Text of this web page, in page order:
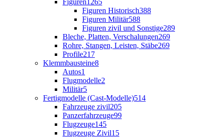
Figuren Historisch388
Figuren Militär588
Figuren zivil und Sonstige289
Bleche, Platten, Verschalungen269
Rohre, Stangen, Leisten, Stäbe269
Profile217
Klemmbausteine8
Autos1
Flugmodelle2
Militär5
Fertigmodelle (Cast-Modelle)514
Fahrzeuge zivil205
Panzerfahrzeuge99
Flugzeuge145
Flugzeuge Zivil15